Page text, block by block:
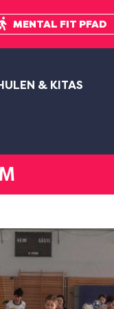
MENTAL FIT PFAD
& KITAS